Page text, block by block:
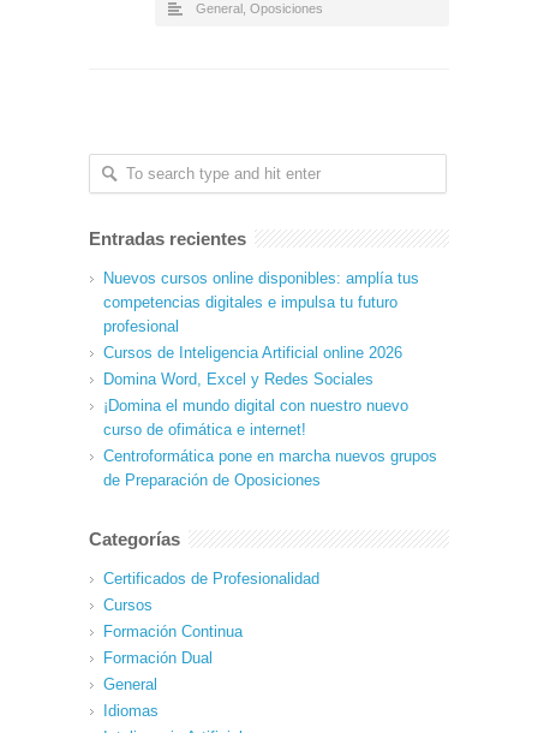
General Oposiciones
Entradas recientes
Nuevos cursos online disponibles: amplía tus
competencias digitales e impulsa tu futuro
profesional
Cursos de Inteligencia Artificial online 2026
Domina Word, Excel y Redes Sociales
¡Domina el mundo digital con nuestro nuevo
curso de ofimática e internet!
Centroformática pone en marcha nuevos grupos
de Preparación de Oposiciones
Categorías
Certificados de Profesionalidad
Cursos
Formación Continua
Formación Dual
General
Idiomas